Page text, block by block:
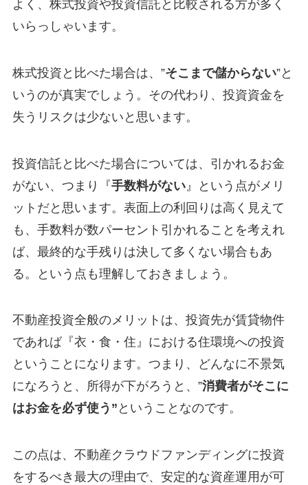
よく、株式投資や投資信託と比較される方が多く
いらっしゃいます。
株式投資と比べた場合は、”そこまで儲からない”と
いうのが真実でしょう。その代わり、投資資金を
失うリスクは少ないと思います。
投資信託と比べた場合については、引かれるお金
がない、つまり『手数料がない』という点がメリ
ットだと思います。表面上の利回りは高く見えて
も、手数料が数パーセント引かれることを考えれ
ば、最終的な手残りは決して多くない場合もあ
る。という点も理解しておきましょう。
不動産投資全般のメリットは、投資先が賃貸物件
であれば『衣・食・住』における住環境への投資
ということになります。つまり、どんなに不景気
になろうと、所得が下がろうと、”消費者がそこに
はお金を必ず使う” ということなのです。
この点は、不動産クラウドファンディングに投資
をするべき最大の理由で、安定的な資産運用が可